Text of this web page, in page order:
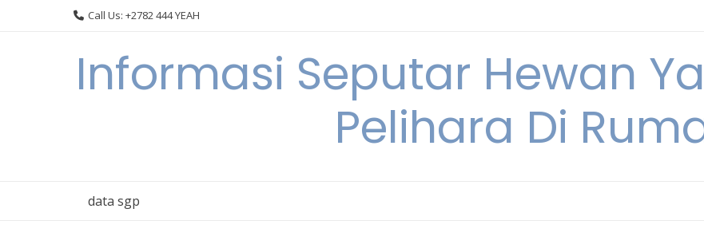
Call Us: +2782 444 YEAH
Informasi Seputar Hewan
Pelihara Di
data sgp